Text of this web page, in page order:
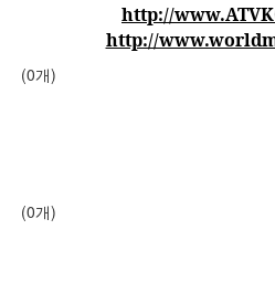
http://
http://
(0개)
(0개)